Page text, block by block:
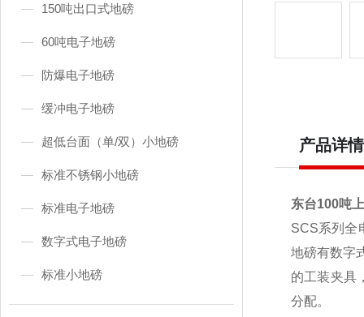
150吨出口式地磅
60吨电子地磅
防爆电子地磅
缓冲电子地磅
超低台面（单/双）小地磅
标准不锈钢小地磅
标准电子地磅
数字式电子地磅
标准小地磅
产品详情
东台100吨
SCS系列全
地磅有数字
的工装夹具
分配。